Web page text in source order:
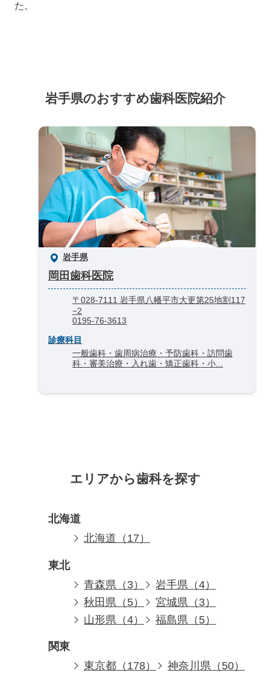
た。
岩手県のおすすめ歯科医院紹介
岩手県
岡田歯科医院
〒028-7111 岩手県八幡平市大更第25地割117
−2
0195-76-3613
診療科目
一般歯科・歯周病治療・予防歯科・訪問歯
科・審美治療・入れ歯・矯正歯科・小...
エリアから歯科を探す
北海道
北海道（17）
東北
青森県（3）
岩手県（4）
秋田県（5）
宮城県（3）
山形県（4）
福島県（5）
関東
東京都（178）
神奈川県（50）